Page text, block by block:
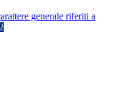
generale riferiti a